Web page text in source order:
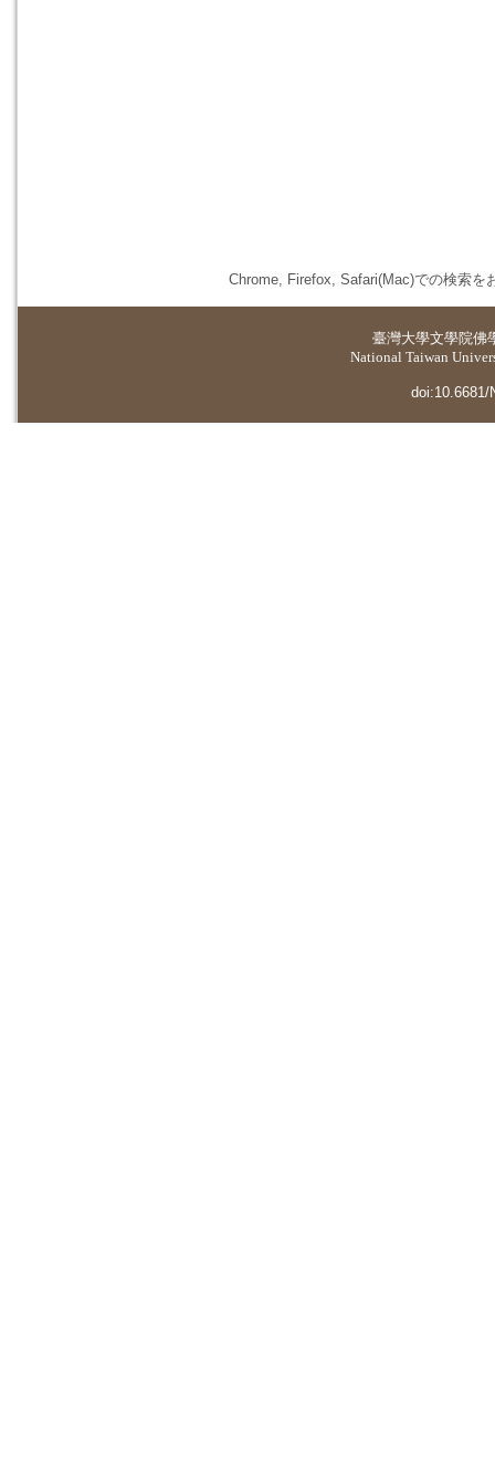
Chrome, Firefox, Safari(Mac)での検索を
臺灣大學文學院佛
National Taiwan
doi:10.6681/